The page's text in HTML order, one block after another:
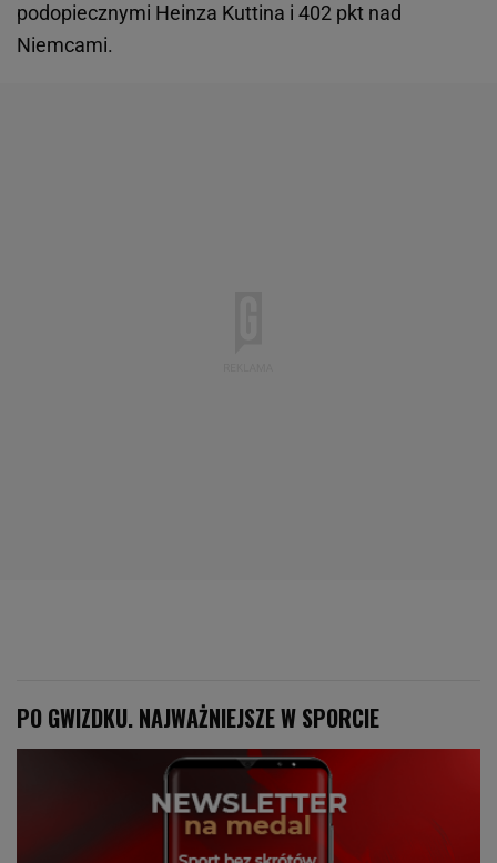
podopiecznymi Heinza Kuttina i 402 pkt nad
Niemcami.